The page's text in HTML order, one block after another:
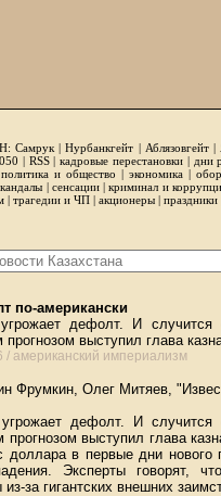
Самрук |Нурбанкгейт | Аблязовгейт|
| RSS|кадровые перестановки| дни
политика и общество | экономика |
| сенсации|криминал и
| трагедии и ЧП | акционеры | праздники
по-американски
дефолт. И
прогнозом выступил глава
/ американский империализм
Фрумкин, Олег Митяев,
дефолт. И
прогнозом выступил глава
доллара в первые дни нового
Эксперты говорят,
за гигантских внешних